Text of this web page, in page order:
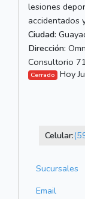
lesiones
accidentados
Ciudad:
Dirección:
Consultorio
Cerrado Hoy
Celular:
Sucursales
Email